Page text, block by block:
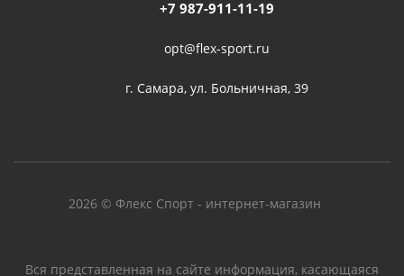
+7 987-911-11-19
opt@flex-sport.ru
г. Самара, ул. Больничная, 39
2026 © Флекс Спорт - интернет-магазин
Вся представленная на сайте информация, касающаяся